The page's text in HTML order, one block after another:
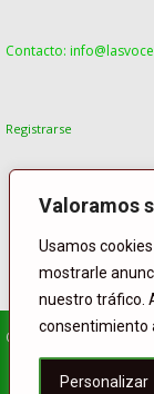
Valoramos
Usamos
mostrarle
nuestro tráfico.
consentimiento
Personalizar
Contacto:
Registrarse
© Copyright
Homepage